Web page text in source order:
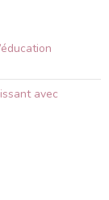
avec